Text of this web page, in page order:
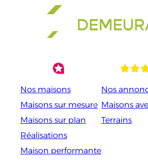
Nos maisons
Maisons sur mesure
Maisons sur plan
Réalisations
Maison performante
Nos
Maisons
Terrains